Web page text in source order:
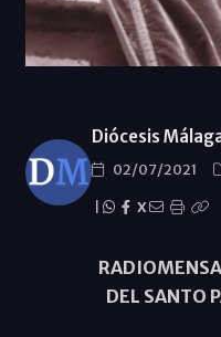
Diócesis
02/07/2021
X
DEL SANTO